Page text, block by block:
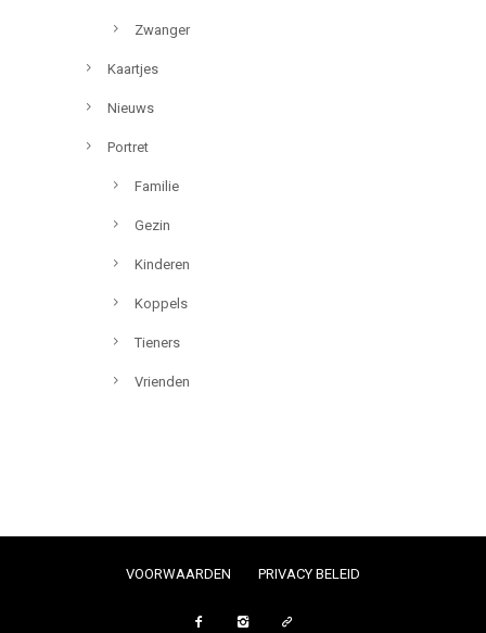
Zwanger
Kaartjes
Nieuws
Portret
Familie
Gezin
Kinderen
Koppels
Tieners
Vrienden
VOORWAARDEN PRIVACY BELEID